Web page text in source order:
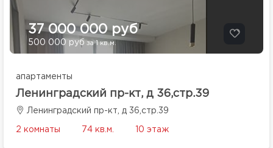
37 000 000 руб
500 000 руб за 1 кв.м.
апартаменты
Ленинградский пр-кт, д 36,стр.39
Ленинградский пр-кт, д 36,стр.39
2 комнаты 74 кв.м. 10 этаж